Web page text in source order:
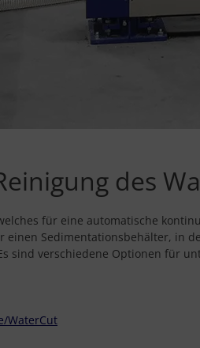
des
für eine automatische
einen Sedimentationsbehälter, in
sind verschiedene Optionen für
WaterCut